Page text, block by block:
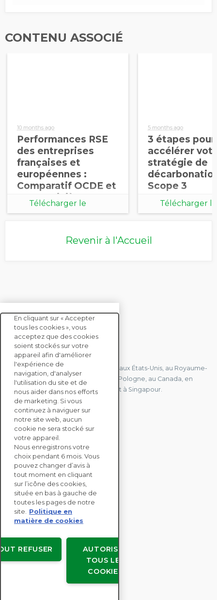
CONTENU ASSOCIÉ
10 months ago
Performances RSE
des entreprises
françaises et
européennes :
Comparatif OCDE et
BICS – Sixième
édition 2025
Télécharger le
5 months ago
3 étapes pour
accélérer
stratégie de
Scope 3
Télécharger le
Revenir à l'Accueil
CONTACTEZ-NOUS
Nous avons des bureaux en France, aux États-Unis, au Royaume-
Uni, à Hong Kong, à l'île Maurice, en Pologne, au Canada, en
Allemagne, au Japon, en Espagne et à Singapour.
CONTACTEZ-NOUS
SOLUTIONS
ENTERPRISE
ÉVALUATIONS RSE
RESSOURCES
À PROPOS
Copyright © EcoVadis
Accords avec les utilisateurs
Confidentialité des données
En cliquant sur « Accepter
tous les cookies », vous
acceptez que des cookies
soient stockés sur votre
appareil afin d'améliorer
l'expérience de
navigation, d'analyser
l'utilisation du site et de
nous aider dans nos efforts
de marketing. Si vous
continuez à naviguer sur
notre site web, aucun
cookie ne sera stocké sur
votre appareil.
Nous enregistrons votre
choix pendant 6 mois. Vous
pouvez changer d’avis à
tout moment en cliquant
sur l’icône des cookies,
située en bas à gauche de
toutes les pages de notre
site.
Politique en
matière de cookies
AUTORISER
TOUS LES
COOKIES
REFUSER